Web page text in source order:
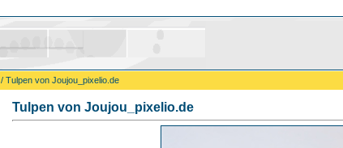
/ Tulpen von Joujou_pixelio.de
Tulpen von Joujou_pixelio.de